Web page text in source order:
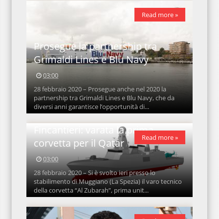
Prosegue la partnership tra
Grimaldi Lines e Blu Navy
03:00
28 febbraio 2020 – Prosegue anche nel 2020 la
partnership tra Grimaldi Lines e Blu Navy, che da
diversi anni garantisce l’opportunità di...
Read more »
Fincantieri: varata la prima
corvetta per il Qatar
03:00
28 febbraio 2020 – Si è svolto ieri presso lo
stabilimento di Muggiano (La Spezia) il varo tecnico
della corvetta “Al Zubarah”, prima unit...
Read more »